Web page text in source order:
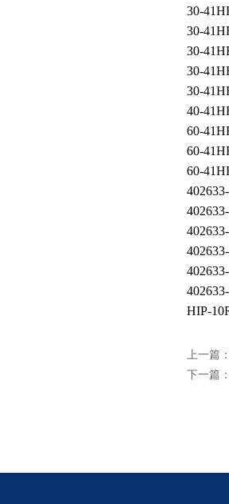
30-
30-
30-
30-
30-
40-
60-
60-
60-
HIP-
上一篇
下一篇